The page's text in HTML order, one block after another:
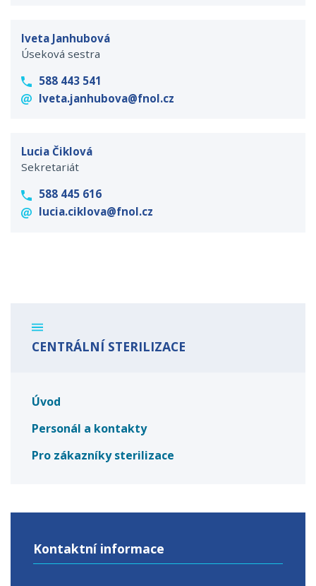
Iveta Janhubová
Úseková sestra
588 443 541
Iveta.janhubova@fnol.cz
Lucia Čiklová
Sekretariát
588 445 616
lucia.ciklova@fnol.cz
CENTRÁLNÍ STERILIZACE
Úvod
Personál a kontakty
Pro zákazníky sterilizace
Kontaktní informace